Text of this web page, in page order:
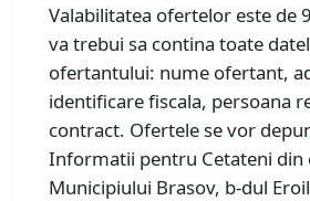
Valabilitatea ofertelor este de
va trebui sa contina toate
ofertantului: nume ofertant,
identificare fiscala, persoana
contract. Ofertele se vor
Informatii pentru Cetateni din
Municipiului Brasov, b-dul